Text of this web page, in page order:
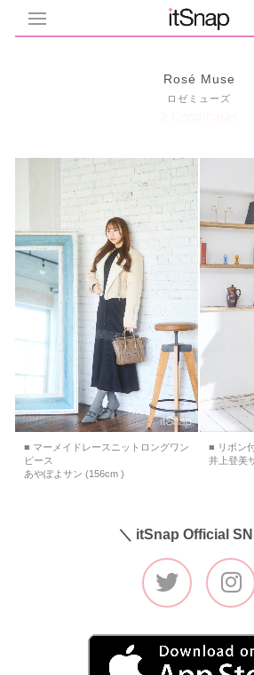
Rosé Muse
ロゼミューズ
2 Coodinates
■ マーメイドレースニットロングワン
ピース
あやぽよサン (156cm )
■ リボン
井上登美
＼ itSnap Official